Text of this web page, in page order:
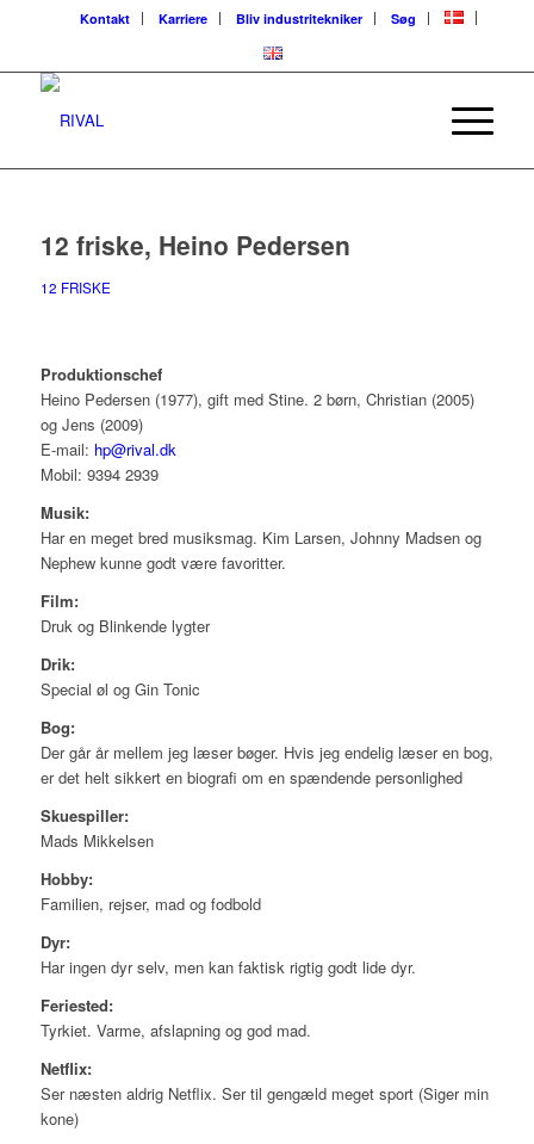
Kontakt Karriere Bliv industritekniker Søg
12 friske, Heino Pedersen
12 FRISKE
Produktionschef
Heino Pedersen (1977), gift med Stine. 2 børn, Christian (2005)
og Jens (2009)
E-mail: hp@rival.dk
Mobil: 9394 2939
Musik:
Har en meget bred musiksmag. Kim Larsen, Johnny Madsen og
Nephew kunne godt være favoritter.
Film:
Druk og Blinkende lygter
Drik:
Special øl og Gin Tonic
Bog:
Der går år mellem jeg læser bøger. Hvis jeg endelig læser en bog,
er det helt sikkert en biografi om en spændende personlighed
Skuespiller:
Mads Mikkelsen
Hobby:
Familien, rejser, mad og fodbold
Dyr:
Har ingen dyr selv, men kan faktisk rigtig godt lide dyr.
Feriested:
Tyrkiet. Varme, afslapning og god mad.
Netflix:
Ser næsten aldrig Netflix. Ser til gengæld meget sport (Siger min
kone)